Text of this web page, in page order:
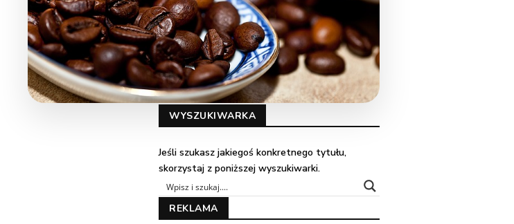
WYSZUKIWARKA
Jeśli szukasz jakiegoś konkretnego tytułu,
skorzystaj z poniższej wyszukiwarki.
REKLAMA